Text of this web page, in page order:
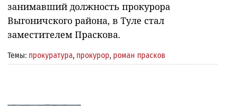
занимавший должность прокурора
Выгоничского района, в Туле стал
заместителем Праскова.
Темы: прокуратура, прокурор, роман прасков